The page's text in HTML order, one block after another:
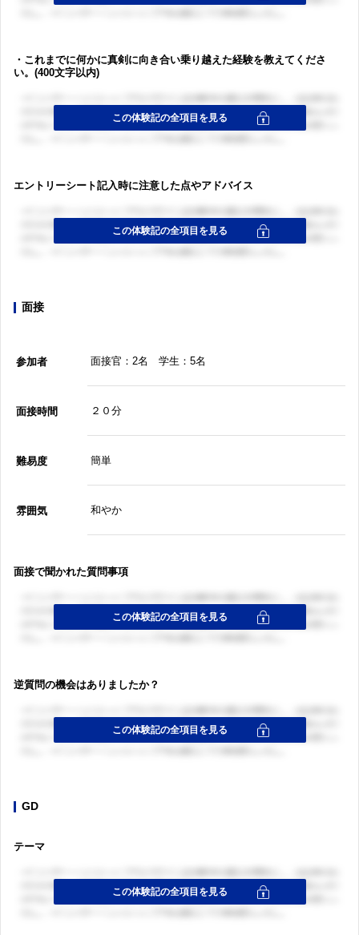
・これまでに何かに真剣に向き合い乗り越えた経験を教えてくださ
い。(400文字以内)
エントリーシート記入時に注意した点やアドバイス
面接
参加者 面接官：2名 学生：5名
面接時間 ２０分
難易度 簡単
雰囲気 和やか
面接で聞かれた質問事項
逆質問の機会はありましたか？
GD
テーマ